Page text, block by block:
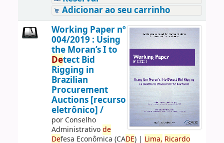
Adicionar ao seu carrinho
Working Paper nº
004/2019 : Using
the Moran’s I to
Detect Bid
Rigging in
Brazilian
Procurement
Auctions [recurso
eletrônico] /
por Conselho
Administrativode
Defesa Econômica (CADE)| Lima, Ricardo